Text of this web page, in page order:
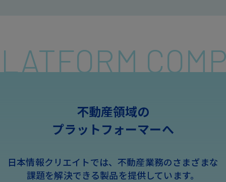
不動産領域の
プラットフォーマーへ
日本情報クリエイトでは、不動産業務のさまざまな
課題を解決できる製品を提供しています。